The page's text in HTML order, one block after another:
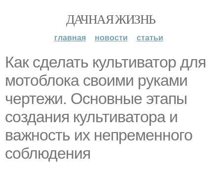
ДАЧНАЯ ЖИЗНЬ
главная новости статьи
Как сделать культиватор для
мотоблока своими руками
чертежи. Основные этапы
создания культиватора и
важность их непременного
соблюдения